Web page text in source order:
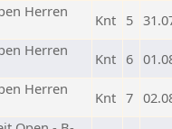
Herren
Knt 5
Herren
Knt 6
Herren
Knt 7